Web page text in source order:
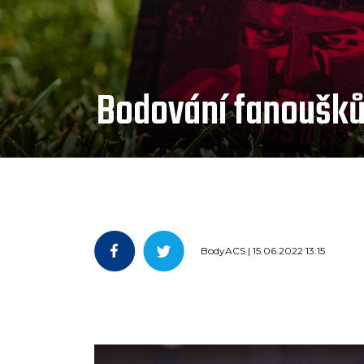
Bodování
BodyACS | 15.06.2022 13:15